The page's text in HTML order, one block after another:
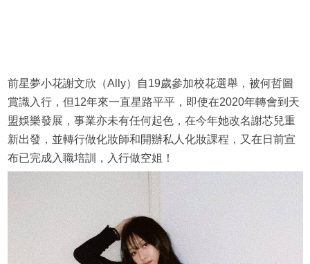
前星夢小花謝文欣（Ally）自19歲參加校花選舉，被何哲圖
賞識入行，但12年來一直星路平平，即使在2020年轉會到天
盟娛樂發展，事業亦未有任何起色，在今年她改名謝芯兒重
新出發，並轉行做化妝師和開辦私人化妝課程，又在日前宣
布已完成入職培訓，入行做空姐！